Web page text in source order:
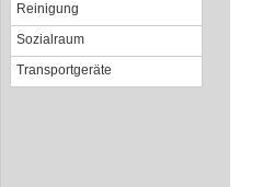
Reinigung
Sozialraum
Transportgeräte